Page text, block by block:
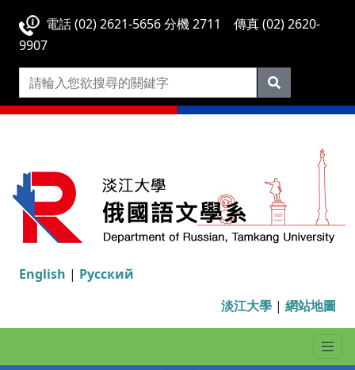
電話 (02) 2621-5656 分機 2711 傳真 (02) 2620-
9907
English | Русский
淡江大學 | 網站地圖